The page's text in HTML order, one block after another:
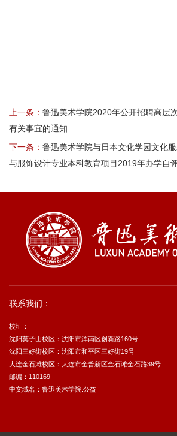
上一条： 鲁迅美术学院2020年公开招聘高层
有关事宜的通知
下一条： 鲁迅美术学院与日本文化学园文化
与服饰设计专业本科教育项目2019年办学自
联系我们：
校址：
沈阳莫子山校区：沈阳市浑南区创新路160号
沈阳三好街校区：沈阳市和平区三好街19号
大连金石滩校区：大连市金普新区金石滩金石路39号
邮编：110169
中文域名：鲁迅美术学院.公益